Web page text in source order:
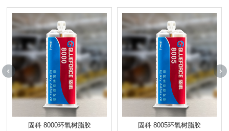
固科 8000环氧树脂胶 固科 8005环氧树脂胶